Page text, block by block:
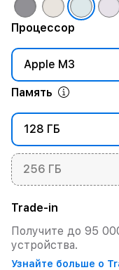
Процессор
Apple M3
Память
128 ГБ
256 ГБ
Trade-in
Получите до 95
устройства.
Узнайте больше о